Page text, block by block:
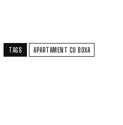
TAGS APARTAMENT CU BOXA